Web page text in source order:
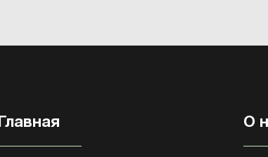
Главная О